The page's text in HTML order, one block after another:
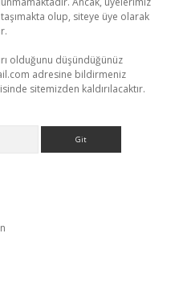
olup, siteye üye olarak
olduğunu düşündüğünüz
adresine bildirmeniz
sitemizden kaldırılacaktır.